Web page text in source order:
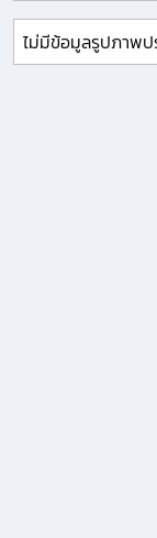
ไม่มีข้อมูลรูปภาพ